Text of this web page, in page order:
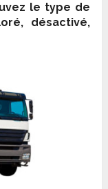
le type de
désactivé,